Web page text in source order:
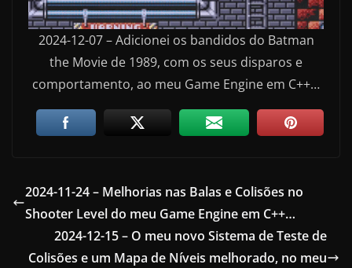
2024-12-07 – Adicionei os bandidos do Batman
the Movie de 1989, com os seus disparos e
comportamento, ao meu Game Engine em C++…
2024-11-24 – Melhorias nas Balas e Colisões no
Shooter Level do meu Game Engine em C++…
2024-12-15 – O meu novo Sistema de Teste de
Colisões e um Mapa de Níveis melhorado, no meu